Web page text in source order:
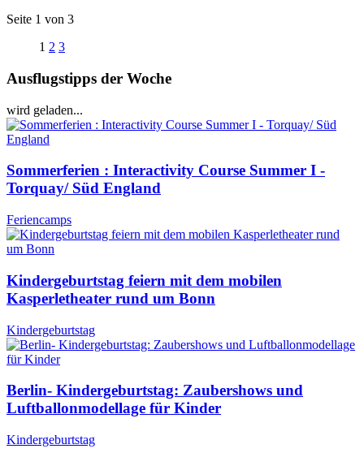
Seite 1 von 3
1 2 3
Ausflugstipps der Woche
wird geladen...
Sommerferien : Interactivity Course Summer I -
Torquay/ Süd England
Feriencamps
Kindergeburtstag feiern mit dem mobilen
Kasperletheater rund um Bonn
Kindergeburtstag
Berlin- Kindergeburtstag: Zaubershows und
Luftballonmodellage für Kinder
Kindergeburtstag